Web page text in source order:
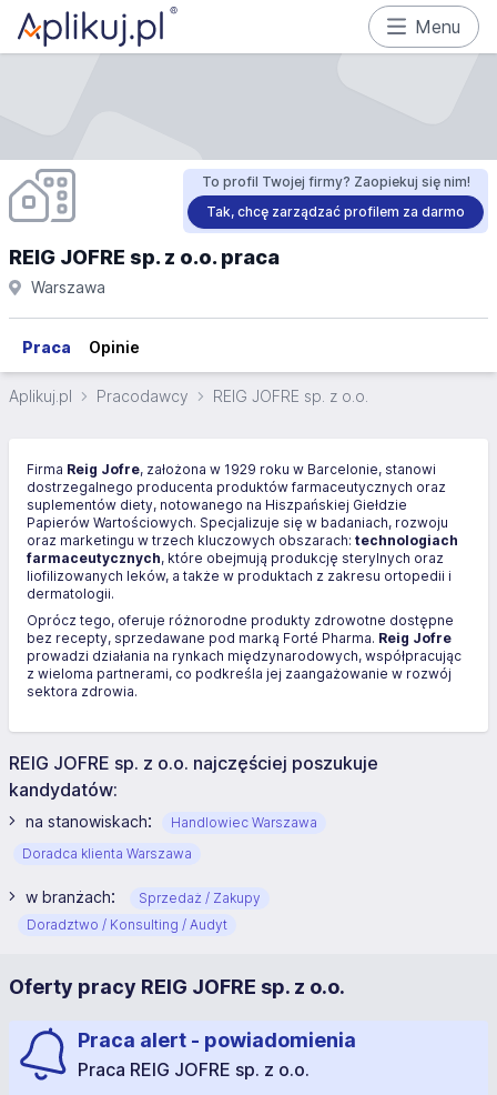
Menu
To profil Twojej firmy? Zaopiekuj się nim!
Tak, chcę zarządzać profilem za darmo
REIG JOFRE sp. z o.o. praca
Warszawa
Praca Opinie
Aplikuj.pl Pracodawcy REIG JOFRE sp. z o.o.
Firma Reig Jofre, założona w 1929 roku w Barcelonie, stanowi
dostrzegalnego producenta produktów farmaceutycznych oraz
suplementów diety, notowanego na Hiszpańskiej Giełdzie
Papierów Wartościowych. Specjalizuje się w badaniach, rozwoju
oraz marketingu w trzech kluczowych obszarach: technologiach
farmaceutycznych, które obejmują produkcję sterylnych oraz
liofilizowanych leków, a także w produktach z zakresu ortopedii i
dermatologii.
Oprócz tego, oferuje różnorodne produkty zdrowotne dostępne
bez recepty, sprzedawane pod marką Forté Pharma. Reig Jofre
prowadzi działania na rynkach międzynarodowych, współpracując
z wieloma partnerami, co podkreśla jej zaangażowanie w rozwój
sektora zdrowia.
REIG JOFRE sp. z o.o. najczęściej poszukuje
kandydatów:
na stanowiskach:
Handlowiec Warszawa
Doradca klienta Warszawa
w branżach:
Sprzedaż / Zakupy
Doradztwo / Konsulting / Audyt
Oferty pracy REIG JOFRE sp. z o.o.
Praca alert - powiadomienia
Praca REIG JOFRE sp. z o.o.